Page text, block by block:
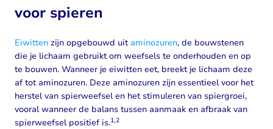
voor spieren
Eiwitten zijn opgebouwd uit aminozuren, de bouwstenen
die je lichaam gebruikt om weefsels te onderhouden en op
te bouwen. Wanneer je eiwitten eet, breekt je lichaam deze
af tot aminozuren. Deze aminozuren zijn essentieel voor het
herstel van spierweefsel en het stimuleren van spiergroei,
vooral wanneer de balans tussen aanmaak en afbraak van
spierweefsel positief is.1,2